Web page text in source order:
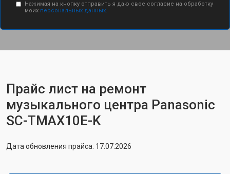
Нажимая на кнопку отправить я даю свое согласие на обработку
моих персональных данных.
Прайс лист на ремонт
музыкального центра Panasonic
SC-TMAX10E-K
Дата обновления прайса: 17.07.2026